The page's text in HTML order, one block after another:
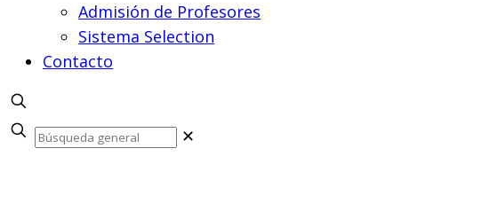
Admisión de Profesores
Sistema Selection
Contacto
✕